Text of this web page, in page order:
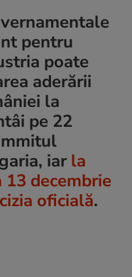
pentru
poate
aderării
la
pe 22
iar la
decembrie
oficială.